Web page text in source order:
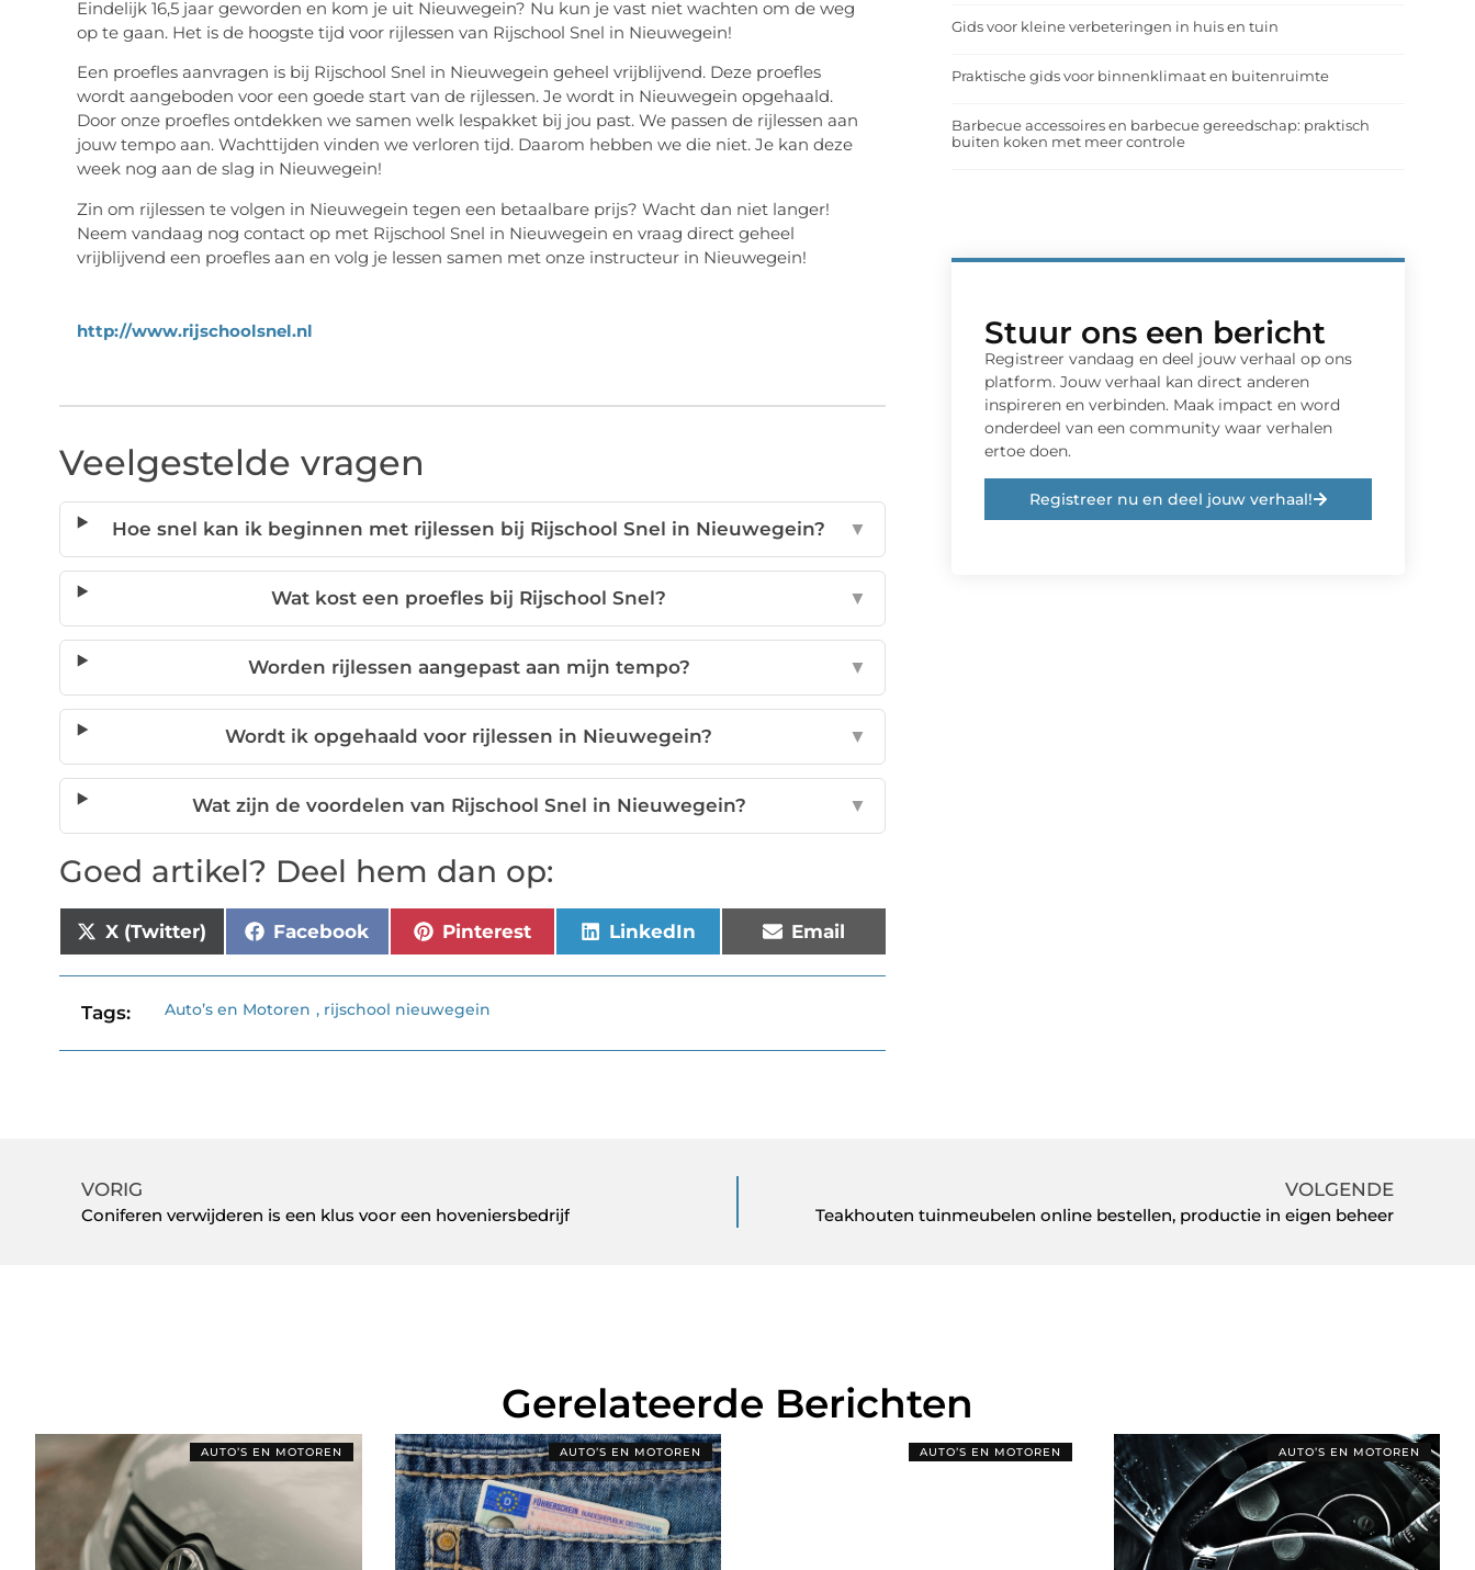
Eindelijk 16,5 jaar geworden en kom je uit Nieuwegein? Nu kun je vast niet wachten om de weg
op te gaan. Het is de hoogste tijd voor rijlessen van Rijschool Snel in Nieuwegein!
Een proefles aanvragen is bij Rijschool Snel in Nieuwegein geheel vrijblijvend. Deze proefles
wordt aangeboden voor een goede start van de rijlessen. Je wordt in Nieuwegein opgehaald.
Door onze proefles ontdekken we samen welk lespakket bij jou past. We passen de rijlessen aan
jouw tempo aan. Wachttijden vinden we verloren tijd. Daarom hebben we die niet. Je kan deze
week nog aan de slag in Nieuwegein!
Zin om rijlessen te volgen in Nieuwegein tegen een betaalbare prijs? Wacht dan niet langer!
Neem vandaag nog contact op met Rijschool Snel in Nieuwegein en vraag direct geheel
vrijblijvend een proefles aan en volg je lessen samen met onze instructeur in Nieuwegein!
http://www.rijschoolsnel.nl
Veelgestelde vragen
Hoe snel kan ik beginnen met rijlessen bij Rijschool Snel in Nieuwegein? ▼
Wat kost een proefles bij Rijschool Snel? ▼
Worden rijlessen aangepast aan mijn tempo? ▼
Wordt ik opgehaald voor rijlessen in Nieuwegein? ▼
Wat zijn de voordelen van Rijschool Snel in Nieuwegein? ▼
Goed artikel? Deel hem dan op:
X (Twitter) Facebook Pinterest LinkedIn Email
Tags: Auto’s en Motoren , rijschool nieuwegein
Gids voor kleine verbeteringen in huis en tuin
Praktische gids voor binnenklimaat en buitenruimte
Barbecue accessoires en barbecue gereedschap: praktisch
buiten koken met meer controle
Stuur ons een bericht
Registreer vandaag en deel jouw verhaal op ons
platform. Jouw verhaal kan direct anderen
inspireren en verbinden. Maak impact en word
onderdeel van een community waar verhalen
ertoe doen.
Registreer nu en deel jouw verhaal!
VORIG
Coniferen verwijderen is een klus voor een hoveniersbedrijf
VOLGENDE
Teakhouten tuinmeubelen online bestellen, productie in eigen beheer
Gerelateerde Berichten
AUTO’S EN MOTOREN AUTO’S EN MOTOREN AUTO’S EN MOTOREN AUTO’S EN MOTOREN